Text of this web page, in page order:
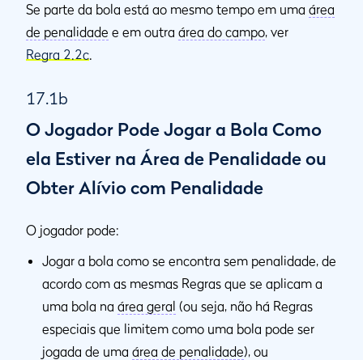
Se parte da bola está ao mesmo tempo em uma área
de penalidade e em outra área do campo, ver
Regra 2.2c.
17.1b
O Jogador Pode Jogar a Bola Como
ela Estiver na Área de Penalidade ou
Obter Alívio com Penalidade
O jogador pode:
Jogar a bola como se encontra sem penalidade, de
acordo com as mesmas Regras que se aplicam a
uma bola na área geral (ou seja, não há Regras
especiais que limitem como uma bola pode ser
jogada de uma área de penalidade), ou